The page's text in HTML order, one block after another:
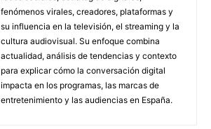
fenómenos virales, creadores, plataformas y
su influencia en la televisión, el streaming y la
cultura audiovisual. Su enfoque combina
actualidad, análisis de tendencias y contexto
para explicar cómo la conversación digital
impacta en los programas, las marcas de
entretenimiento y las audiencias en España.